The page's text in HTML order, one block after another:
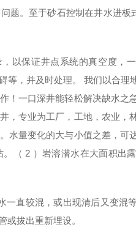
题。至于砂石控制在井水进板
以保证井点系统的真空度，
，并及时处理。 我们以合理
！一口深井能轻松解决缺水之
，专业为工厂，工地，农业，
水量变化的大与小值之差，可
（ 2 ）岩溶潜水在大面积出
直较混，或出现清后又变混
拔出重新埋设。